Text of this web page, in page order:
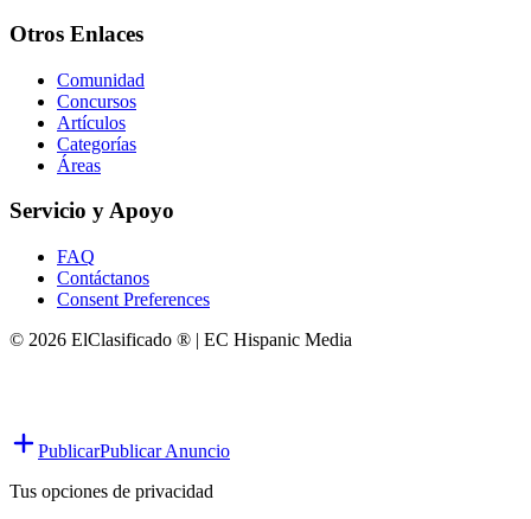
Otros Enlaces
Comunidad
Concursos
Artículos
Categorías
Áreas
Servicio y Apoyo
FAQ
Contáctanos
Consent Preferences
© 2026 ElClasificado ® | EC Hispanic Media
PublicarPublicar Anuncio
Tus opciones de privacidad